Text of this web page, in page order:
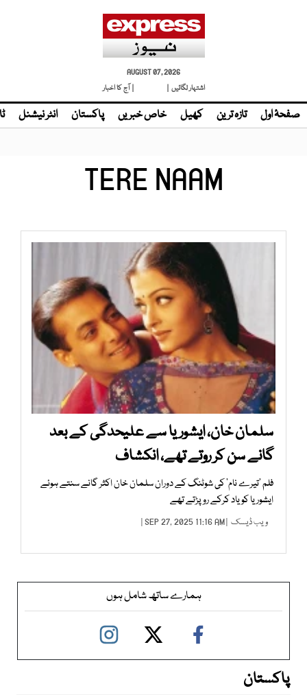
AUGUST 07, 2026
اشتہار لگائیں |
| آج کا اخبار
صفحۂ اول تازہ ترین کھیل خاص خبریں پاکستان انٹر نیشنل
TERE NAAM
سلمان خان، ایشوریا سے علیحدگی کے بعد
گانے سن کر روتے تھے، انکشاف
فلم ’تیرے نام‘ کی شوٹنگ کے دوران سلمان خان اکثر گانے سنتے ہوئے
ایشوریا کو یاد کرکے رو پڑتے تھے
ویب ڈیسک | SEP 27, 2025 11:16 AM |
ہمارے ساتھ شامل ہوں
پاکستان